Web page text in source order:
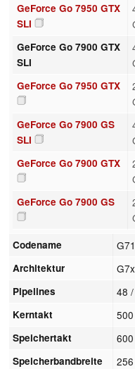
GeForce Go 7950 GTX
SLI
GeForce Go 7900 GTX
SLI
GeForce Go 7950 GTX
GeForce Go 7900 GS
SLI
GeForce Go 7900 GTX
GeForce Go 7900 GS
Codename
Architektur G7x
Pipelines 48
Kerntakt
Speichertakt
Speicherbandbreite